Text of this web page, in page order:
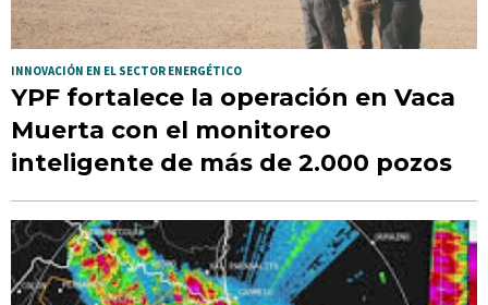
INNOVACIÓN EN EL SECTOR ENERGÉTICO
YPF fortalece la operación en Vaca
Muerta con el monitoreo
inteligente de más de 2.000 pozos